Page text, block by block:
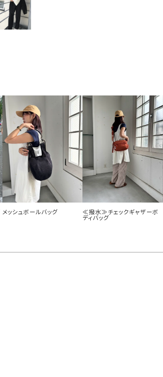
メッシュボールバッグ
≪撥水≫チェックギャザーボ
ディバッグ